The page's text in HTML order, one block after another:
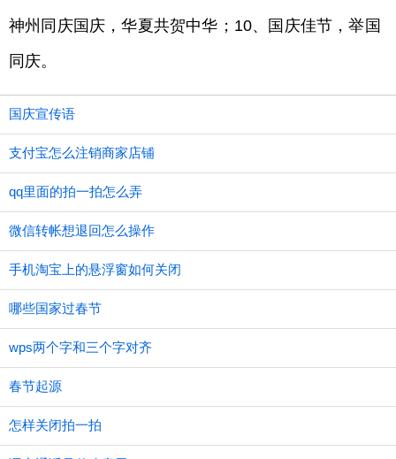
神州同庆国庆，华夏共贺中华；10、国庆佳节，举国
同庆。
国庆宣传语
支付宝怎么注销商家店铺
qq里面的拍一拍怎么弄
微信转帐想退回怎么操作
手机淘宝上的悬浮窗如何关闭
哪些国家过春节
wps两个字和三个字对齐
春节起源
怎样关闭拍一拍